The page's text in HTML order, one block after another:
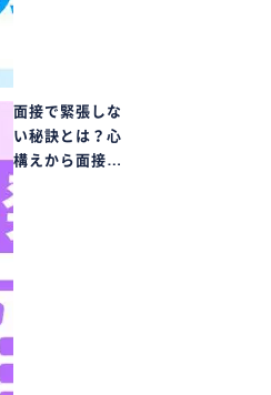
面接で緊張しな
い秘訣とは？心
構えから面接…